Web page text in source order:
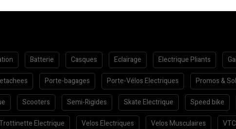
Batterie Casques Eclairage Electrique Pliants
Porte-bagages Porte-Vélos Electriques Promos &
Scooters Semi-Rigides Skate Electrique Speed bike
Electrique Velos Electriques Velos Musculaires